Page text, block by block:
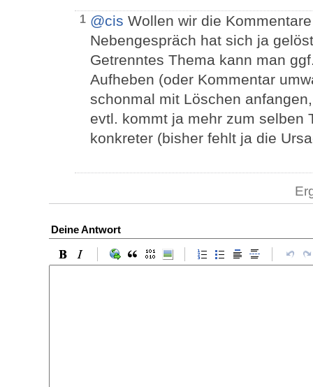
1 @cis Wollen wir die
Nebengespräch hat sich ja
Getrenntes Thema kann man
Aufheben (oder Kommentar
schonmal mit Löschen
evtl. kommt ja mehr zum selben
konkreter (bisher fehlt ja die
Deine Antwort